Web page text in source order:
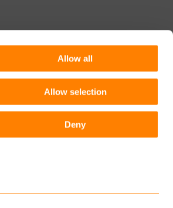
Allow all
Allow selection
Deny